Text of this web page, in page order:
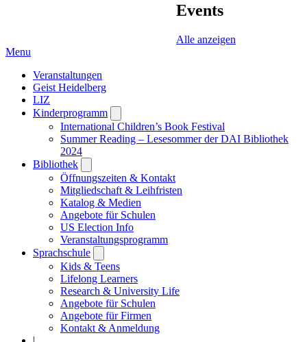
Events
Alle anzeigen
Menu
Veranstaltungen
Geist Heidelberg
LIZ
Kinderprogramm
submenu
International Children’s Book Festival
Summer Reading – Lesesommer der DAI Bibliothek
2024
Bibliothek
submenu
Öffnungszeiten & Kontakt
Mitgliedschaft & Leihfristen
Katalog & Medien
Angebote für Schulen
US Election Info
Veranstaltungsprogramm
Sprachschule
submenu
Kids & Teens
Lifelong Learners
Research & University Life
Angebote für Schulen
Angebote für Firmen
Kontakt & Anmeldung